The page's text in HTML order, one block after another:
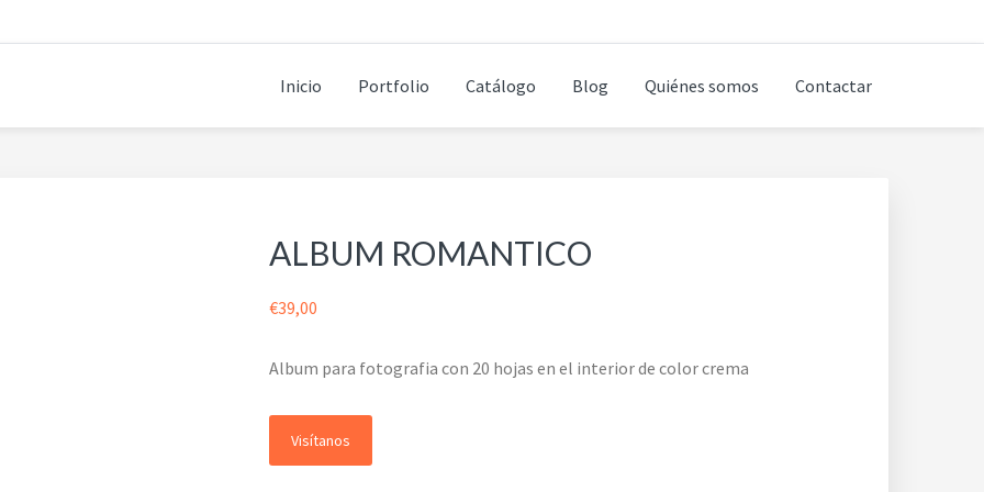
Inicio Portfolio Catálogo Blog Quiénes somos Contactar
ALBUM ROMANTICO
€39,00
Album para fotografia con 20 hojas en el interior de color crema
Visítanos